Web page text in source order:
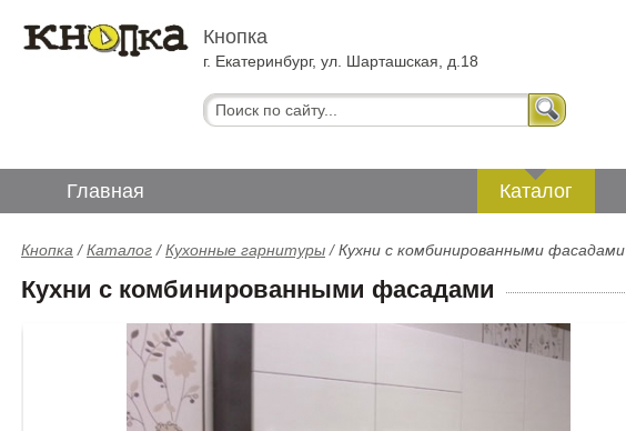
Кнопка
г. Екатеринбург, ул. Шарташская, д.18
Главная Каталог
Кнопка /Каталог /Кухонные гарнитуры /Кухни с комбинированными фасадами
Кухни с комбинированными фасадами